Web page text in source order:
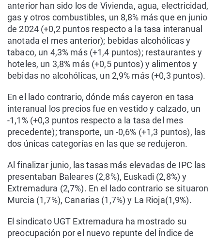
anterior han sido los de Vivienda, agua, electricidad,
gas y otros combustibles, un 8,8% más que en junio
de 2024 (+0,2 puntos respecto a la tasa interanual
anotada el mes anterior); bebidas alcohólicas y
tabaco, un 4,3% más (+1,4 puntos); restaurantes y
hoteles, un 3,8% más (+0,5 puntos) y alimentos y
bebidas no alcohólicas, un 2,9% más (+0,3 puntos).
En el lado contrario, dónde más cayeron en tasa
interanual los precios fue en vestido y calzado, un
-1,1% (+0,3 puntos respecto a la tasa del mes
precedente); transporte, un -0,6% (+1,3 puntos), las
dos únicas categorías en las que se redujeron.
Al finalizar junio, las tasas más elevadas de IPC las
presentaban Baleares (2,8%), Euskadi (2,8%) y
Extremadura (2,7%). En el lado contrario se situaron
Murcia (1,7%), Canarias (1,7%) y La Rioja(1,9%).
El sindicato UGT Extremadura ha mostrado su
preocupación por el nuevo repunte del Índice de